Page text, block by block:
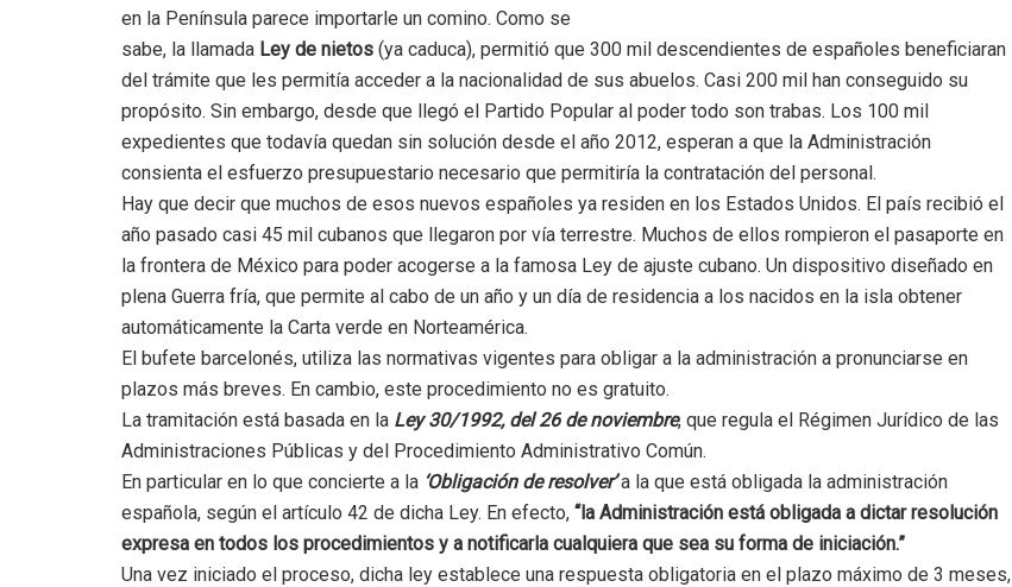
en la Península parece importarle un comino. Como se
sabe, la llamada Ley de nietos (ya caduca), permitió que 300 mil descendientes de españoles beneficiaran
del trámite que les permitía acceder a la nacionalidad de sus abuelos. Casi 200 mil han conseguido su
propósito. Sin embargo, desde que llegó el Partido Popular al poder todo son trabas. Los 100 mil
expedientes que todavía quedan sin solución desde el año 2012, esperan a que la Administración
consienta el esfuerzo presupuestario necesario que permitiría la contratación del personal.
Hay que decir que muchos de esos nuevos españoles ya residen en los Estados Unidos. El país recibió el
año pasado casi 45 mil cubanos que llegaron por vía terrestre. Muchos de ellos rompieron el pasaporte en
la frontera de México para poder acogerse a la famosa Ley de ajuste cubano. Un dispositivo diseñado en
plena Guerra fría, que permite al cabo de un año y un día de residencia a los nacidos en la isla obtener
automáticamente la Carta verde en Norteamérica.
El bufete barcelonés, utiliza las normativas vigentes para obligar a la administración a pronunciarse en
plazos más breves. En cambio, este procedimiento no es gratuito.
La tramitación está basada en la Ley 30/1992, del 26 de noviembre, que regula el Régimen Jurídico de las
Administraciones Públicas y del Procedimiento Administrativo Común.
En particular en lo que concierte a la ‘Obligación de resolver’a la que está obligada la administración
española, según el artículo 42 de dicha Ley. En efecto, “la Administración está obligada a dictar resolución
expresa en todos los procedimientos y a notificarla cualquiera que sea su forma de iniciación.”
Una vez iniciado el proceso, dicha ley establece una respuesta obligatoria en el plazo máximo de 3 meses,